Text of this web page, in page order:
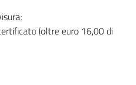
(oltre euro 16,00 di